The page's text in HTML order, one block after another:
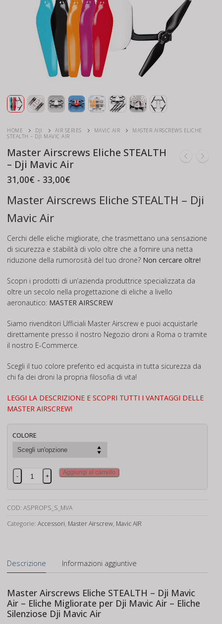
HOME DJI AIR SERIES MAVIC AIR
MASTER AIRSCREWS ELICHE
STEALTH – DJI MAVIC AIR
Master Airscrews Eliche STEALTH
– Dji Mavic Air
31,00€ - 33,00€
prezzo:
da
Master Airscrews Eliche STEALTH – Dji
Mavic Air
Cerchi delle eliche migliorate, che trasmettano una sensazione
di sicurezza e stabilità di volo oltre che a fornire una netta
riduzione della rumorosità del tuo drone? Non cercare oltre!
Scopri i prodotti di un’azienda produttrice specializzata da
oltre un secolo nella progettazione di eliche a livello
aeronautico: MASTER AIRSCREW
Siamo rivenditori Ufficiali Master Airscrew e puoi acquistarle
direttamente presso il nostro Negozio droni a Roma o tramite
il nostro E-Commerce.
Scegli il tuo colore preferito ed acquista in tutta sicurezza da
chi fa dei droni la propria filosofia di vita!
LEGGI LA DESCRIZIONE E SCOPRI TUTTI I VANTAGGI DELLE
MASTER AIRSCREW!
COLORE
Master
Airscrews
STEALTH
-
Dji
quantità
- +
Aggiungi al carrello
COD: ASPROPS_S_MVA
Categorie: Accessori, Master Airscrew, Mavic AIR
Descrizione Informazioni aggiuntive
Master Airscrews Eliche STEALTH – Dji Mavic
Air – Eliche Migliorate per Dji Mavic Air – Eliche
Silenziose Dji Mavic Air